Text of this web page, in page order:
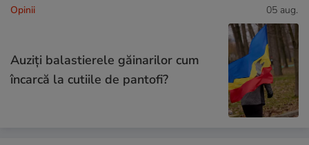
Opinii 05 aug.
Auziți balastierele găinarilor cum
încarcă la cutiile de pantofi?